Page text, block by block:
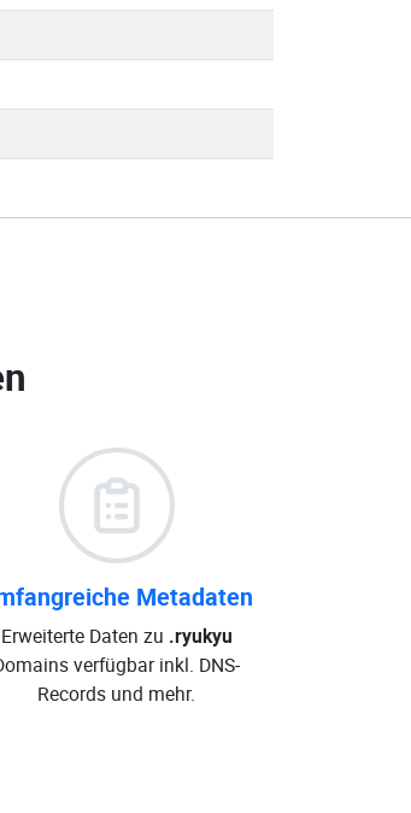
Metadaten
Erweiterte Daten zu .ryukyu
verfügbar inkl. DNS-
Records und mehr.